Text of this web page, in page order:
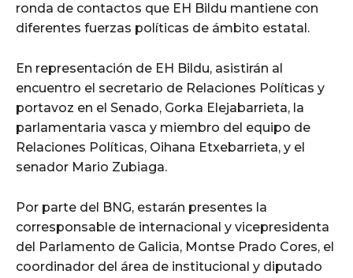
ronda de contactos que EH Bildu mantiene con
diferentes fuerzas políticas de ámbito estatal.
En representación de EH Bildu, asistirán al
encuentro el secretario de Relaciones Políticas y
portavoz en el Senado, Gorka Elejabarrieta, la
parlamentaria vasca y miembro del equipo de
Relaciones Políticas, Oihana Etxebarrieta, y el
senador Mario Zubiaga.
Por parte del BNG, estarán presentes la
corresponsable de internacional y vicepresidenta
del Parlamento de Galicia, Montse Prado Cores, el
coordinador del área de institucional y diputado